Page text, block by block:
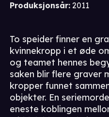
Produksjonsår: 2011
To speider finner en
kvinnekropp i et øde
og teamet hennes
saken blir flere graver
kropper funnet
objekter. En
eneste koblingen